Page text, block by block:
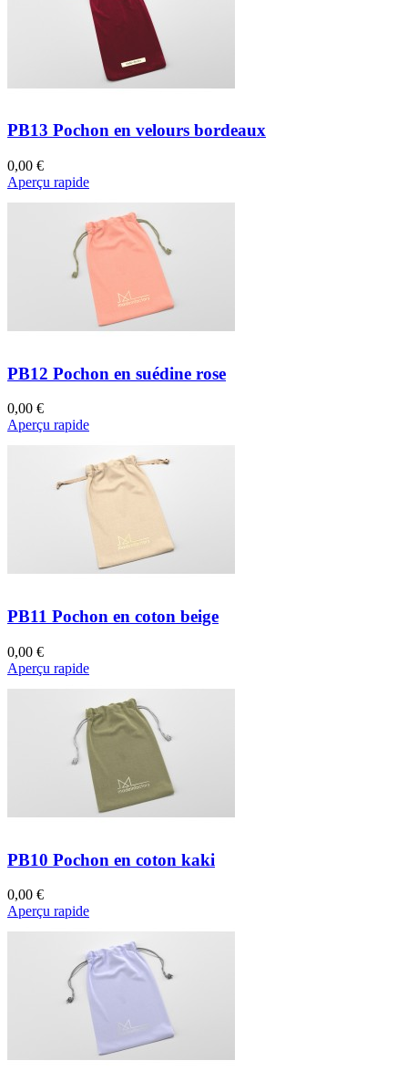
PB13 Pochon en velours bordeaux
0,00 €
Aperçu rapide
PB12 Pochon en suédine rose
0,00 €
Aperçu rapide
PB11 Pochon en coton beige
0,00 €
Aperçu rapide
PB10 Pochon en coton kaki
0,00 €
Aperçu rapide